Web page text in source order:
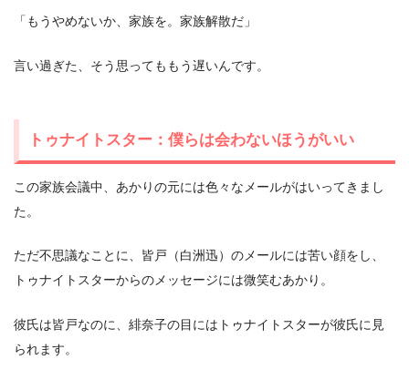
「もうやめないか、家族を。家族解散だ」
言い過ぎた、そう思ってももう遅いんです。
トゥナイトスター：僕らは会わないほうがいい
この家族会議中、あかりの元には色々なメールがはいってきまし
た。
ただ不思議なことに、皆戸（白洲迅）のメールには苦い顔をし、
トゥナイトスターからのメッセージには微笑むあかり。
彼氏は皆戸なのに、緋奈子の目にはトゥナイトスターが彼氏に見
られます。